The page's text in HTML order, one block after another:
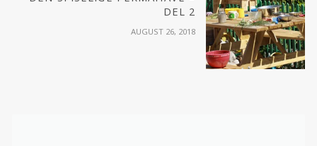
DEL 2
AUGUST 26, 2018